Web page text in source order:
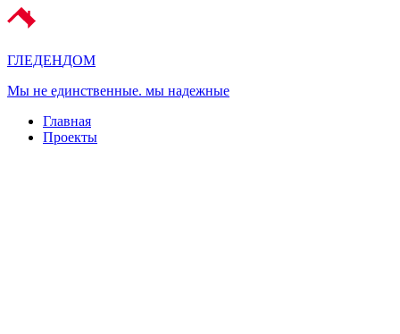
ГЛЕДЕНДОМ
Мы не единственные. мы надежные
Главная
Проекты